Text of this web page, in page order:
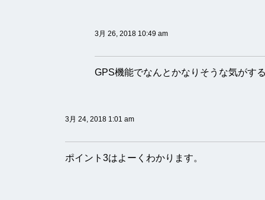
3月 26, 2018 10:49 am
GPS機能でなんとかなりそうな気がす
3月 24, 2018 1:01 am
ポイント3はよーくわかります。